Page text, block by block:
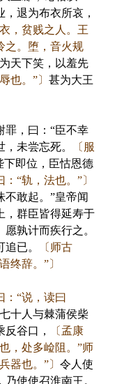
退为布衣所哀，
，贫贱之人。王
之。堕，音火规
天下笑，以羞先
也。”〕 甚为大王
，曰：“臣不幸
未尝忘死。
〔服
下即位，臣怙恩德
：“轨，法也。”〕
不敢起。”皇帝闻
，群臣皆得延寿于
孰计而疾行之。
已。
〔师古
终辞。”〕
：“说，读曰
十人与棘蒲侯柴
谷口，
〔孟康
，处多崄阻。”师
器也。”〕 令人使
使使召淮南王。